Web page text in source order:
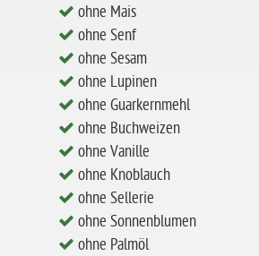
ohne Mais
ohne Senf
ohne Sesam
ohne Lupinen
ohne Guarkernmehl
ohne Buchweizen
ohne Vanille
ohne Knoblauch
ohne Sellerie
ohne Sonnenblumen
ohne Palmöl